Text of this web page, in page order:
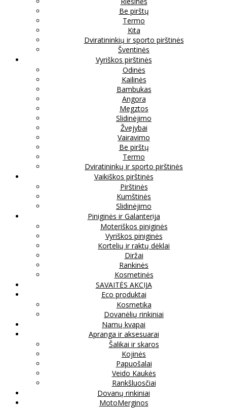
Be pirštų
Termo
Kita
Dviratininkių ir sporto pirštinės
Šventinės
Vyriškos pirštinės
Odinės
Kailinės
Bambukas
Angora
Megztos
Slidinėjimo
Žvejybai
Vairavimo
Be pirštų
Termo
Dviratininkų ir sporto pirštinės
Vaikiškos pirštinės
Pirštinės
Kumštinės
Slidinėjimo
Piniginės ir Galanterija
Moteriškos piniginės
Vyriškos piniginės
Kortelių ir raktų dėklai
Diržai
Rankinės
Kosmetinės
SAVAITĖS AKCIJA
Eco produktai
Kosmetika
Dovanėlių rinkiniai
Namų kvapai
Apranga ir aksesuarai
Šalikai ir skaros
Kojinės
Papuošalai
Veido Kaukės
Rankšluosčiai
Dovanų rinkiniai
MotoMerginos